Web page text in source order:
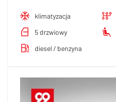
klimatyzacja
5 drzwiowy
diesel / benzyna